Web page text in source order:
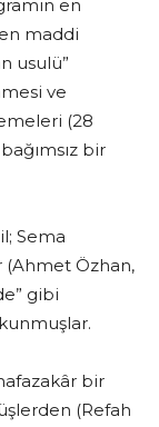
en
maddi
usulü”
ve
(28
bir
Sema
(Ahmet Özhan,
gibi
bir
(Refah